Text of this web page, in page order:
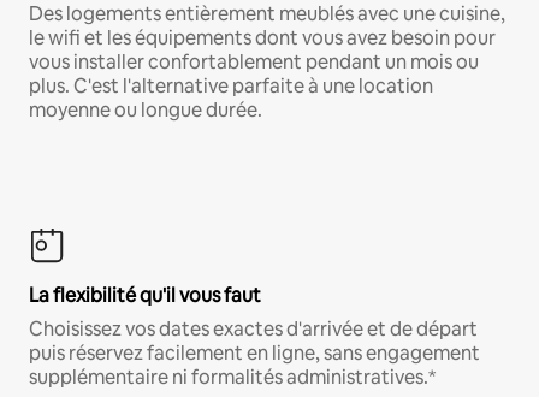
Des logements entièrement meublés avec une cuisine,
le wifi et les équipements dont vous avez besoin pour
vous installer confortablement pendant un mois ou
plus. C'est l'alternative parfaite à une location
moyenne ou longue durée.
La flexibilité qu'il vous faut
Choisissez vos dates exactes d'arrivée et de départ
puis réservez facilement en ligne, sans engagement
supplémentaire ni formalités administratives.*